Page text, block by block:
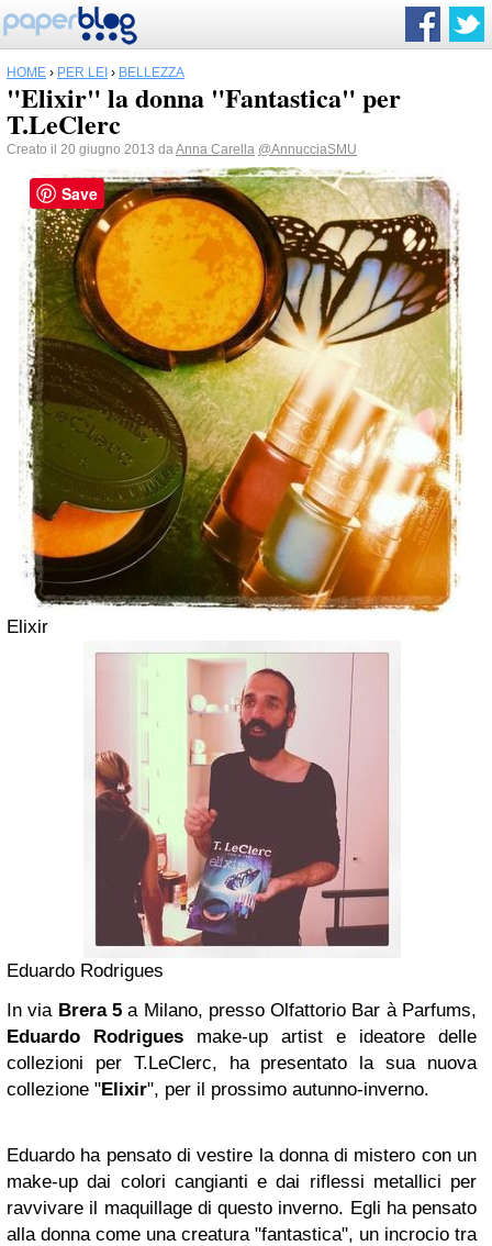
HOME › PER LEI › BELLEZZA
"Elixir" la donna "Fantastica" per
T.LeClerc
Creato il 20 giugno 2013 daAnna Carella @AnnucciaSMU
Elixir
Eduardo Rodrigues
In via Brera 5a Milano, presso Olfattorio Bar à Parfums,
Eduardo Rodrigues make-up artist e ideatore delle
collezioni per T.LeClerc, ha presentato la sua nuova
collezione "Elixir", per il prossimo autunno-inverno.
Eduardo ha pensato di vestire la donna di mistero con un
make-up dai colori cangianti e dai riflessi metallici per
ravvivare il maquillage di questo inverno. Egli ha pensato
alla donna come una creatura "fantastica", un incrocio tra
Save